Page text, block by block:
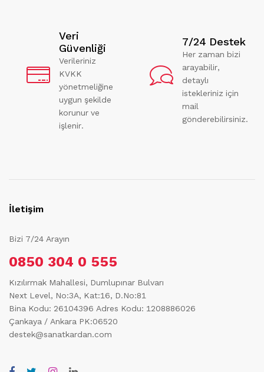
Veri
Güvenliği
Verileriniz
KVKK
yönetmeliğine
uygun şekilde
korunur ve
işlenir.
7/24 Destek
Her zaman bizi
arayabilir,
detaylı
istekleriniz için
mail
gönderebilirsiniz.
İletişim
Bizi 7/24 Arayın
0850 304 0 555
Kızılırmak Mahallesi, Dumlupınar Bulvarı
Next Level, No:3A, Kat:16, D.No:81
Bina Kodu: 26104396 Adres Kodu: 1208886026
Çankaya / Ankara PK:06520
destek@sanatkardan.com